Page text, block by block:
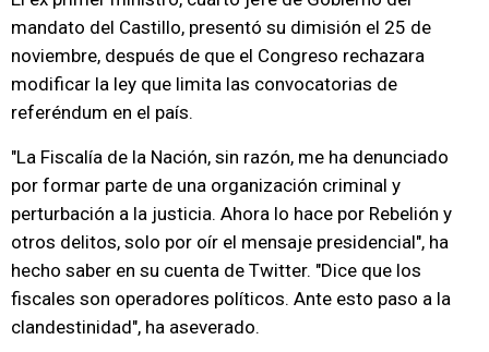
mandato del Castillo, presentó su dimisión el 25 de
noviembre, después de que el Congreso rechazara
modificar la ley que limita las convocatorias de
referéndum en el país.
"La Fiscalía de la Nación, sin razón, me ha denunciado
por formar parte de una organización criminal y
perturbación a la justicia. Ahora lo hace por Rebelión y
otros delitos, solo por oír el mensaje presidencial", ha
hecho saber en su cuenta de Twitter. "Dice que los
fiscales son operadores políticos. Ante esto paso a la
clandestinidad", ha aseverado.